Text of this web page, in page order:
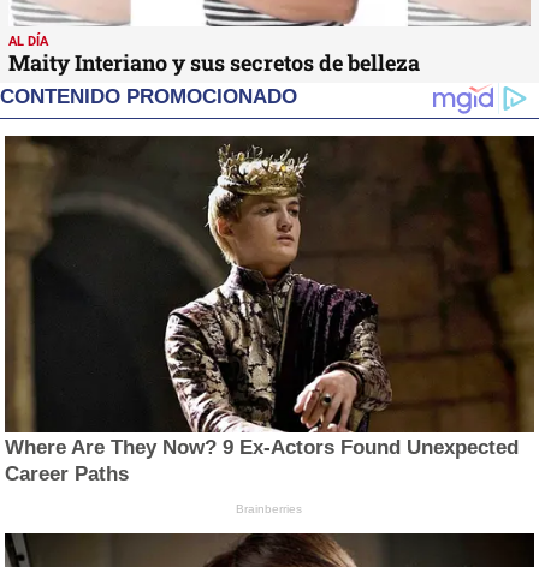
AL DÍA
Maity Interiano y sus secretos de belleza
CONTENIDO PROMOCIONADO
Where Are They Now? 9 Ex-Actors Found Unexpected
Career Paths
Brainberries